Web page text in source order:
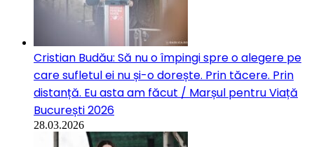
Cristian Budău: Să nu o împingi spre o alegere pe
care sufletul ei nu și-o dorește. Prin tăcere. Prin
distanță. Eu asta am făcut / Marșul pentru Viață
București 2026
28.03.2026